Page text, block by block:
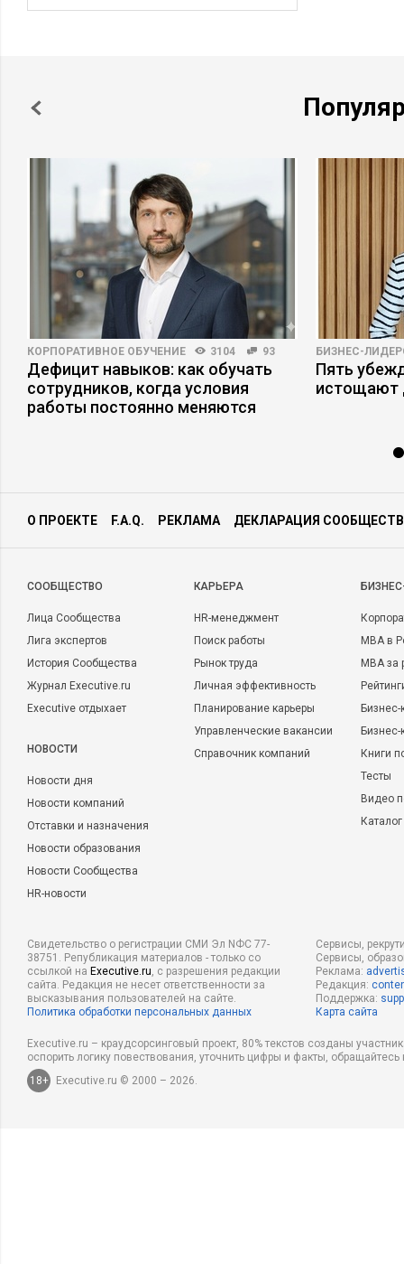
КОРПОРАТИВНОЕ ОБУЧЕНИЕ 3104 93
Дефицит навыков: как обучать
сотрудников, когда условия
работы постоянно меняются
БИЗНЕС-
Пять
истощают
О ПРОЕКТЕ F.A.Q. РЕКЛАМА ДЕКЛАРАЦИЯ
CООБЩЕСТВО
Лица Сообщества
Лига экспертов
История Сообщества
Журнал Executive.ru
Executive отдыхает
НОВОСТИ
Новости дня
Новости компаний
Отставки и назначения
Новости образования
Новости Сообщества
HR-новости
КАРЬЕРА
HR-менеджмент
Поиск работы
Рынок труда
Личная эффективность
Планирование карьеры
Управленческие вакансии
Справочник компаний
MBA в
MBA
Бизнес-
Книги
Тесты
Видео
Свидетельство о регистрации СМИ Эл NФС 77-
38751. Републикация материалов - только со
ссылкой на Executive.ru, с разрешения редакции
сайта. Редакция не несет ответственности за
высказывания пользователей на сайте.
Политика обработки персональных данных
Сервисы,
Сервисы,
Реклама:
Редакция:
Поддержка:
Карта сайта
Executive.ru – краудсорсинговый проект, 80% текстов созданы
оспорить логику повествования, уточнить цифры и факты,
18+
Executive.ru © 2000 – 2026.